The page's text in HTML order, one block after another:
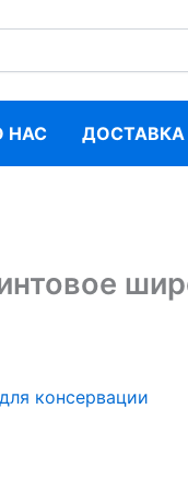
НАС
консервации